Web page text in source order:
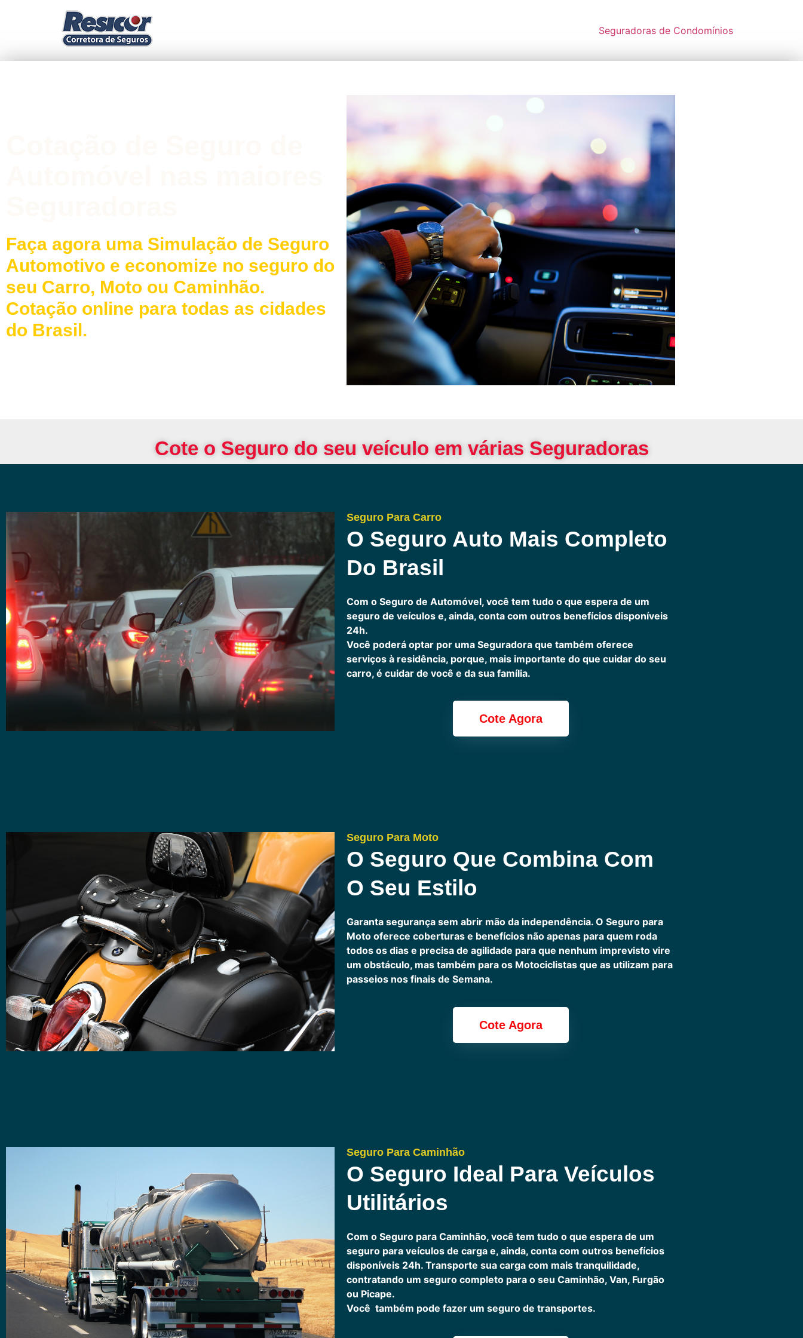
Seguradoras de Condomínios
Faça agora uma Simulação de Seguro
Automotivo e economize no seguro do
seu Carro, Moto ou Caminhão.
Cotação online para todas as cidades
do Brasil.
Cote o Seguro do seu veículo em várias Seguradoras
Seguro Para Carro
O Seguro Auto Mais Completo
Do Brasil
Com o Seguro de Automóvel, você tem tudo o que espera de um
seguro de veículos e, ainda, conta com outros benefícios disponíveis
24h.
Você poderá optar por uma Seguradora que também oferece
serviços à residência, porque, mais importante do que cuidar do seu
carro, é cuidar de você e da sua família.
Cote Agora
Seguro Para Moto
O Seguro Que Combina Com
O Seu Estilo
Garanta segurança sem abrir mão da independência. O Seguro para
Moto oferece coberturas e benefícios não apenas para quem roda
todos os dias e precisa de agilidade para que nenhum imprevisto vire
um obstáculo, mas também para os Motociclistas que as utilizam para
passeios nos finais de Semana.
Cote Agora
Seguro Para Caminhão
O Seguro Ideal Para Veículos
Utilitários
Com o Seguro para Caminhão, você tem tudo o que espera de um
seguro para veículos de carga e, ainda, conta com outros benefícios
disponíveis 24h. Transporte sua carga com mais tranquilidade,
contratando um seguro completo para o seu Caminhão, Van, Furgão
ou Picape.
Você também pode fazer um seguro de transportes.